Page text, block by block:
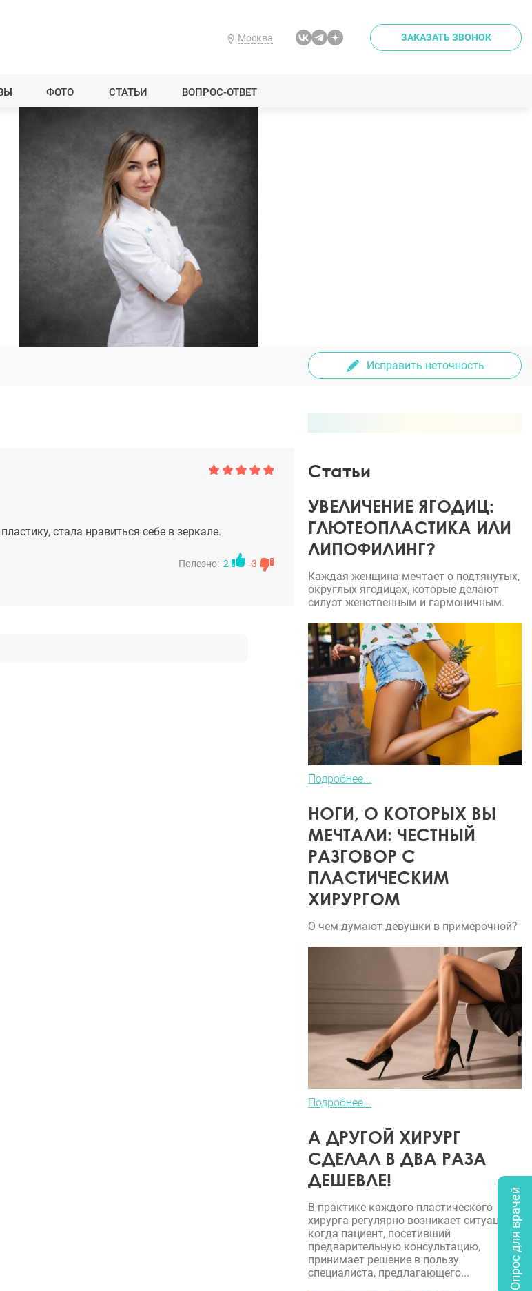
Москва ЗАКАЗАТЬ ЗВОНОК
ФОТО СТАТЬИ ВОПРОС-ОТВЕТ
Исправить неточность
стала нравиться себе в зеркале.
Полезно: 2 -3
Статьи
УВЕЛИЧЕНИЕ ЯГОДИЦ:
ГЛЮТЕОПЛАСТИКА ИЛИ
ЛИПОФИЛИНГ?
Каждая женщина мечтает о подтянутых,
округлых ягодицах, которые делают
силуэт женственным и гармоничным.
Подробнее...
НОГИ, О КОТОРЫХ ВЫ
МЕЧТАЛИ: ЧЕСТНЫЙ
РАЗГОВОР С
ПЛАСТИЧЕСКИМ
ХИРУРГОМ
О чем думают девушки в примерочной?
Подробнее...
А ДРУГОЙ ХИРУРГ
СДЕЛАЛ В ДВА РАЗА
ДЕШЕВЛЕ!
В практике каждого пластического
хирурга регулярно возникает ситуация,
когда пациент, посетивший
предварительную консультацию,
принимает решение в пользу
специалиста, предлагающего...
Опрос для врачей